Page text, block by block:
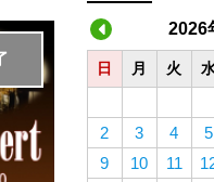
2026
日 月 火
2
3 4 5
9
10 11